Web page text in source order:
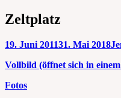
Zeltplatz
Veröffentlicht
19. Juni 201131. Mai 2018
Vollbild (öffnet sich in
Kategorien
Fotos